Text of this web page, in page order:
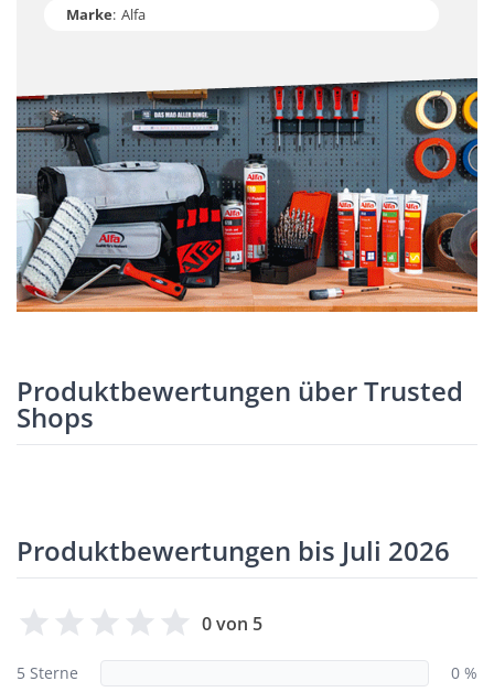
Marke: Alfa
Produktbewertungen über Trusted
Shops
Produktbewertungen bis Juli 2026
0 von 5
5 Sterne 0 %